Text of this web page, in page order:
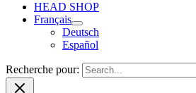
HEAD SHOP
Français
Deutsch
Español
Recherche pour: